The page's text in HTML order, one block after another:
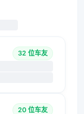
32 位车友
20 位车友